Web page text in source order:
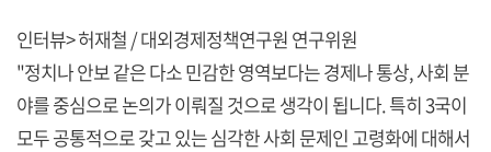
인터뷰> 허재철 / 대외경제정책연구원 연구위원
"정치나 안보 같은 다소 민감한 영역보다는 경제나 통상, 사회 분
야를 중심으로 논의가 이뤄질 것으로 생각이 됩니다. 특히 3국이
모두 공통적으로 갖고 있는 심각한 사회 문제인 고령화에 대해서